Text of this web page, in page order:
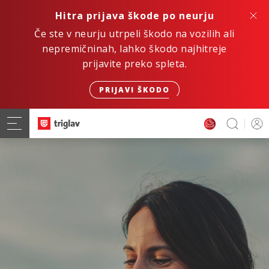
Hitra prijava škode po neurju
Če ste v neurju utrpeli škodo na vozilih ali
nepremičninah, lahko škodo najhitreje
prijavite preko spleta.
PRIJAVI ŠKODO
Hitro. Varno. Digitalno.
ZAVAROVANJE AVTOMOBILA